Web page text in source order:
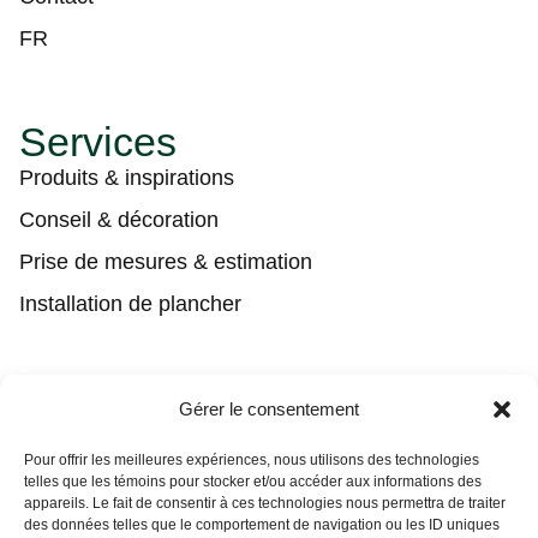
Gérer le consentement
Pour offrir les meilleures expériences, nous utilisons des technologies
telles que les témoins pour stocker et/ou accéder aux informations des
appareils. Le fait de consentir à ces technologies nous permettra de traiter
des données telles que le comportement de navigation ou les ID uniques
FR
Services
Produits & inspirations
Conseil & décoration
Prise de mesures & estimation
Installation de plancher
tgl@tapisguylaberge.com